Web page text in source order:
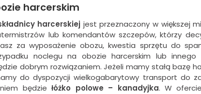
harcerskim
harcerskiej jest przeznaczony w większej
lub komendantów szczepów, którzy
za wyposażenie obozu, kwestia sprzętu do
noclegu na obozie harcerskim lub innego
dobrym rozwiązaniem. Jeżeli mamy stałą bazę
do dyspozycji wielkogabarytowy transport do
będziełóżko polowe – kanadyjka. W